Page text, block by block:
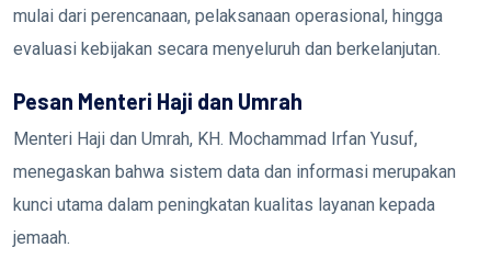
mulai dari perencanaan, pelaksanaan operasional, hingga
evaluasi kebijakan secara menyeluruh dan berkelanjutan.
Pesan Menteri Haji dan Umrah
Menteri Haji dan Umrah, KH. Mochammad Irfan Yusuf,
menegaskan bahwa sistem data dan informasi merupakan
kunci utama dalam peningkatan kualitas layanan kepada
jemaah.